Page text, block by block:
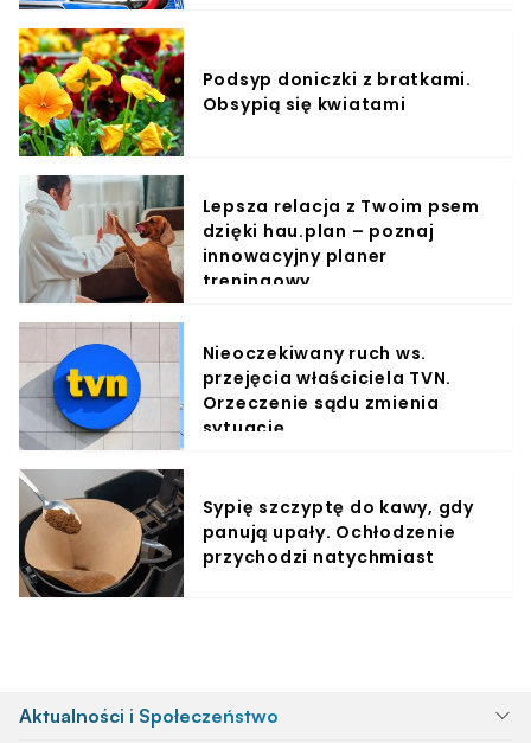
Podsyp doniczki z bratkami.
Obsypią się kwiatami
Lepsza relacja z Twoim psem
dzięki hau.plan – poznaj
innowacyjny planer
treningowy
Nieoczekiwany ruch ws.
przejęcia właściciela TVN.
Orzeczenie sądu zmienia
sytuację
Sypię szczyptę do kawy, gdy
panują upały. Ochłodzenie
przychodzi natychmiast
Aktualności i Społeczeństwo